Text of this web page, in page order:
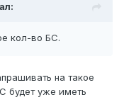
кол-во БС.
на такое
будет уже иметь